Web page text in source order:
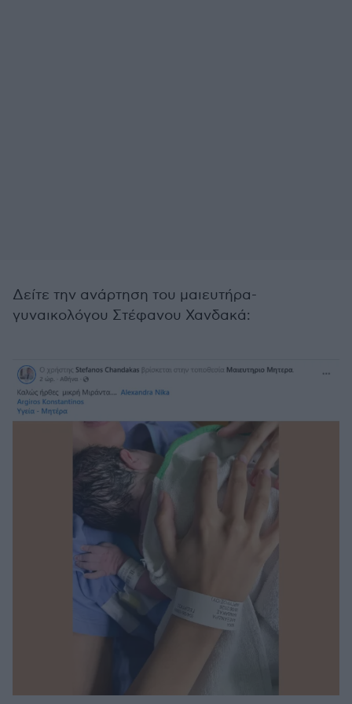
Δείτε την ανάρτηση του μαιευτήρα-
γυναικολόγου Στέφανου Χανδακά: